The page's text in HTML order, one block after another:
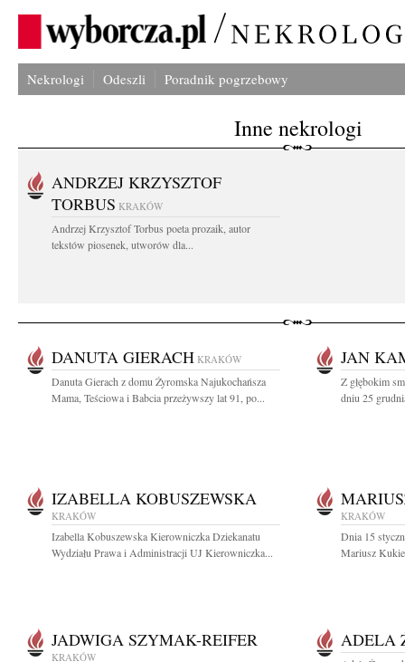
Nekrologi Odeszli Poradnik pogrzebowy
Inne nekrologi
ANDRZEJ KRZYSZTOF
TORBUS KRAKÓW
Andrzej Krzysztof Torbus poeta prozaik, autor
tekstów piosenek, utworów dla...
DANUTA GIERACH KRAKÓW
Danuta Gierach z domu Żyromska Najukochańsza
Mama, Teściowa i Babcia przeżywszy lat 91, po...
JAN
Z głębokim
dniu 25
IZABELLA KOBUSZEWSKA
KRAKÓW
Izabella Kobuszewska Kierowniczka Dziekanatu
Wydziału Prawa i Administracji UJ Kierowniczka...
KRAKÓW
Dnia 15
Mariusz
JADWIGA SZYMAK-REIFER
KRAKÓW
ADELA